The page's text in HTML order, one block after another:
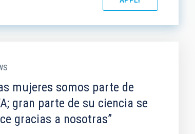
mujeres somos parte de
gran parte de su ciencia se
gracias a nosotras”